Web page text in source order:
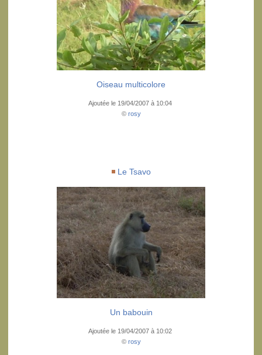
Oiseau multicolore
Ajoutée le 19/04/2007 à 10:04
© rosy
Le Tsavo
Un babouin
Ajoutée le 19/04/2007 à 10:02
© rosy